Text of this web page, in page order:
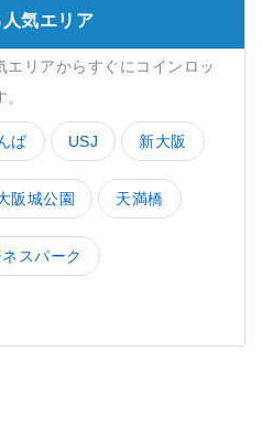
気エリア
リアからすぐにコインロッ
ば USJ 新大阪
阪城公園 天満橋
スパーク